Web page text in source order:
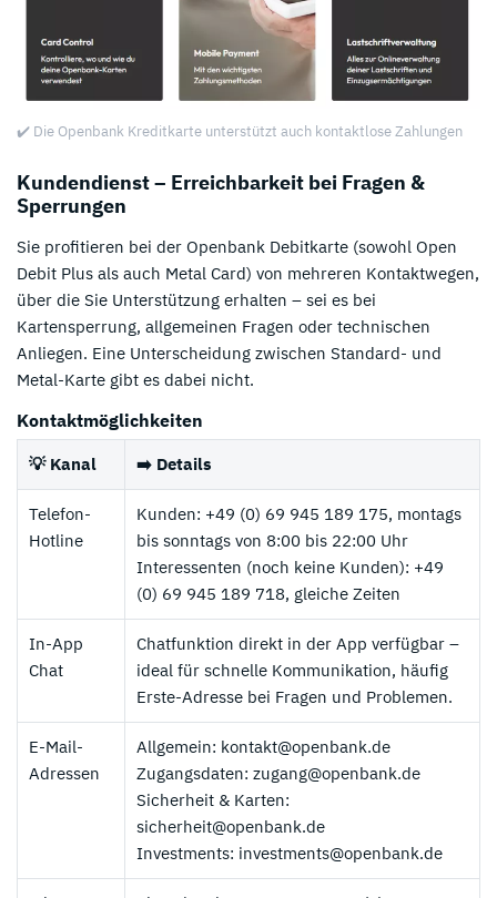
✔️ Die Openbank Kreditkarte unterstützt auch kontaktlose Zahlungen
Kundendienst – Erreichbarkeit bei Fragen &
Sperrungen
Sie profitieren bei der Openbank Debitkarte (sowohl Open
Debit Plus als auch Metal Card) von mehreren Kontaktwegen,
über die Sie Unterstützung erhalten – sei es bei
Kartensperrung, allgemeinen Fragen oder technischen
Anliegen. Eine Unterscheidung zwischen Standard- und
Metal-Karte gibt es dabei nicht.
Kontaktmöglichkeiten
💡 Kanal ➡️ Details
Telefon-
Hotline
Kunden: +49 (0) 69 945 189 175, montags
bis sonntags von 8:00 bis 22:00 Uhr
Interessenten (noch keine Kunden): +49
(0) 69 945 189 718, gleiche Zeiten
In-App
Chat
Chatfunktion direkt in der App verfügbar –
ideal für schnelle Kommunikation, häufig
Erste-Adresse bei Fragen und Problemen.
E-Mail-
Adressen
Allgemein: kontakt@openbank.de
Zugangsdaten: zugang@openbank.de
Sicherheit & Karten:
sicherheit@openbank.de
Investments: investments@openbank.de
Unsere Top Alternative zu Openbank:
TF Bank Erfahrungen
-